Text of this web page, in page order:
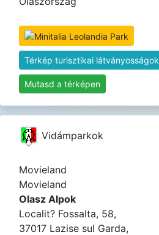
Térkép turisztikai látványosságok
Mutasd a térképen
Vidámparkok
Movieland
Movieland
Olasz Alpok
Localit? Fossalta, 58,
37017 Lazise sul Garda,